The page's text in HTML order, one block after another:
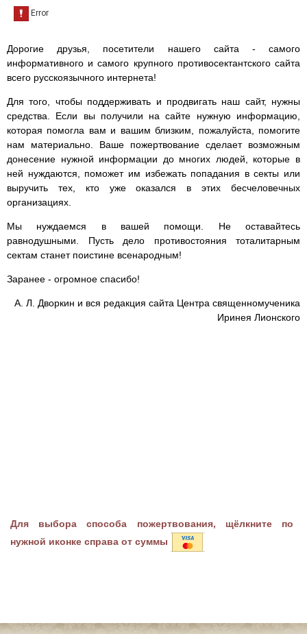
Дорогие друзья, посетители нашего сайта - самого
информативного и самого крупного противосектантского сайта
всего русскоязычного интернета!
Для того, чтобы поддерживать и продвигать наш сайт, нужны
средства. Если вы получили на сайте нужную информацию,
которая помогла вам и вашим близким, пожалуйста, помогите
нам материально. Ваше пожертвование сделает возможным
донесение нужной информации до многих людей, которые в
ней нуждаются, поможет им избежать попадания в секты или
выручить тех, кто уже оказался в этих бесчеловечных
организациях.
Мы нуждаемся в вашей помощи. Не оставайтесь
равнодушными. Пусть дело противостояния тоталитарным
сектам станет поистине всенародным!
Заранее - огромное спасибо!
А. Л. Дворкин и вся редакция сайта Центра священномученика
Иринея Лионского
Для выбора способа пожертвования, щёлкните по
нужной иконке справа от суммы